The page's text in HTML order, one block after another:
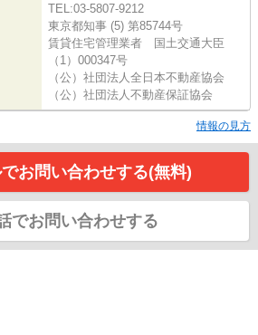
TEL:03-5807-9212
東京都知事 (5) 第85744号
賃貸住宅管理業者 国土交通大臣
（1）000347号
（公）社団法人全日本不動産協会
（公）社団法人不動産保証協会
情報の見方
お問い合わせする(無料)
でお問い合わせする